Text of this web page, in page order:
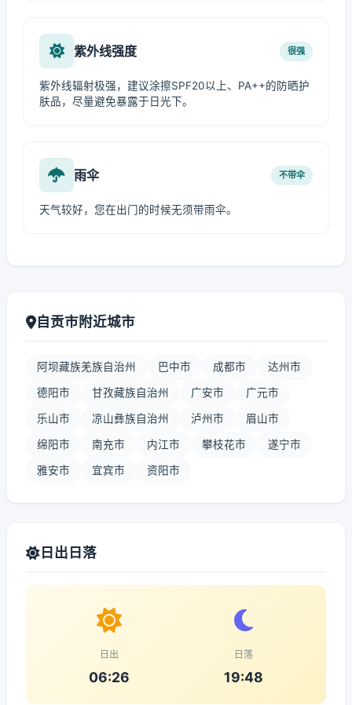
紫外线强度 很强
紫外线辐射极强，建议涂擦SPF20以上、PA++的防晒护
肤品，尽量避免暴露于日光下。
雨伞 不带伞
天气较好，您在出门的时候无须带雨伞。
自贡市附近城市
阿坝藏族羌族自治州 巴中市 成都市 达州市
德阳市 甘孜藏族自治州 广安市 广元市
乐山市 凉山彝族自治州 泸州市 眉山市
绵阳市 南充市 内江市 攀枝花市 遂宁市
雅安市 宜宾市 资阳市
日出日落
日出
06:26
日落
19:48